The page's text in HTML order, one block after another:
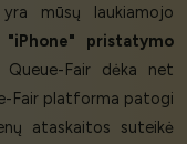
mūsų laukiamojo
pristatymo
Queue-Fair dėka net
Fair platforma patogi
ataskaitos suteikė